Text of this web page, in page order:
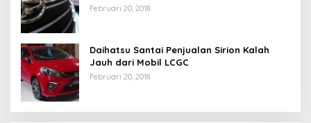
Februari 20, 2018
Daihatsu Santai Penjualan Sirion Kalah
Jauh dari Mobil LCGC
Februari 20, 2018